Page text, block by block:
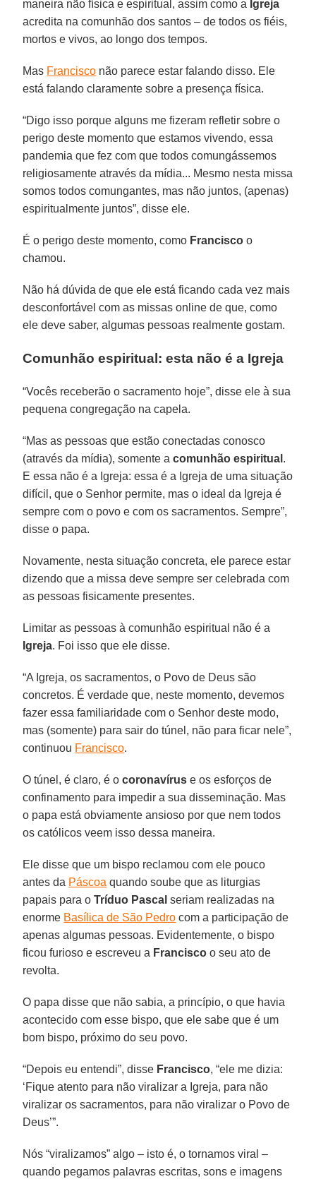
maneira não física e espiritual, assim como a Igreja
acredita na comunhão dos santos – de todos os fiéis,
mortos e vivos, ao longo dos tempos.
Mas Francisco não parece estar falando disso. Ele
está falando claramente sobre a presença física.
“Digo isso porque alguns me fizeram refletir sobre o
perigo deste momento que estamos vivendo, essa
pandemia que fez com que todos comungássemos
religiosamente através da mídia... Mesmo nesta missa
somos todos comungantes, mas não juntos, (apenas)
espiritualmente juntos”, disse ele.
É o perigo deste momento, como Francisco o
chamou.
Não há dúvida de que ele está ficando cada vez mais
desconfortável com as missas online de que, como
ele deve saber, algumas pessoas realmente gostam.
Comunhão espiritual: esta não é a Igreja
“Vocês receberão o sacramento hoje”, disse ele à sua
pequena congregação na capela.
“Mas as pessoas que estão conectadas conosco
(através da mídia), somente acomunhão espiritual .
E essa não é a Igreja: essa é a Igreja de uma situação
difícil, que o Senhor permite, mas o ideal da Igreja é
sempre com o povo e com os sacramentos. Sempre”,
disse o papa.
Novamente, nesta situação concreta, ele parece estar
dizendo que a missa deve sempre ser celebrada com
as pessoas fisicamente presentes.
Limitar as pessoas à comunhão espiritual não é a
Igreja. Foi isso que ele disse.
“A Igreja, os sacramentos, o Povo de Deus são
concretos. É verdade que, neste momento, devemos
fazer essa familiaridade com o Senhor deste modo,
mas (somente) para sair do túnel, não para ficar nele”,
continuou Francisco.
O túnel, é claro, é ocoronavírus e os esforços de
confinamento para impedir a sua disseminação. Mas
o papa está obviamente ansioso por que nem todos
os católicos veem isso dessa maneira.
Ele disse que um bispo reclamou com ele pouco
antes da Páscoa quando soube que as liturgias
papais para oTríduo Pascal seriam realizadas na
enorme Basílica de São Pedro com a participação de
apenas algumas pessoas. Evidentemente, o bispo
ficou furioso e escreveu a Francisco o seu ato de
revolta.
O papa disse que não sabia, a princípio, o que havia
acontecido com esse bispo, que ele sabe que é um
bom bispo, próximo do seu povo.
“Depois eu entendi”, disse Francisco, “ele me dizia:
‘Fique atento para não viralizar a Igreja, para não
viralizar os sacramentos, para não viralizar o Povo de
Deus’”.
Nós “viralizamos” algo – isto é, o tornamos viral –
quando pegamos palavras escritas, sons e imagens